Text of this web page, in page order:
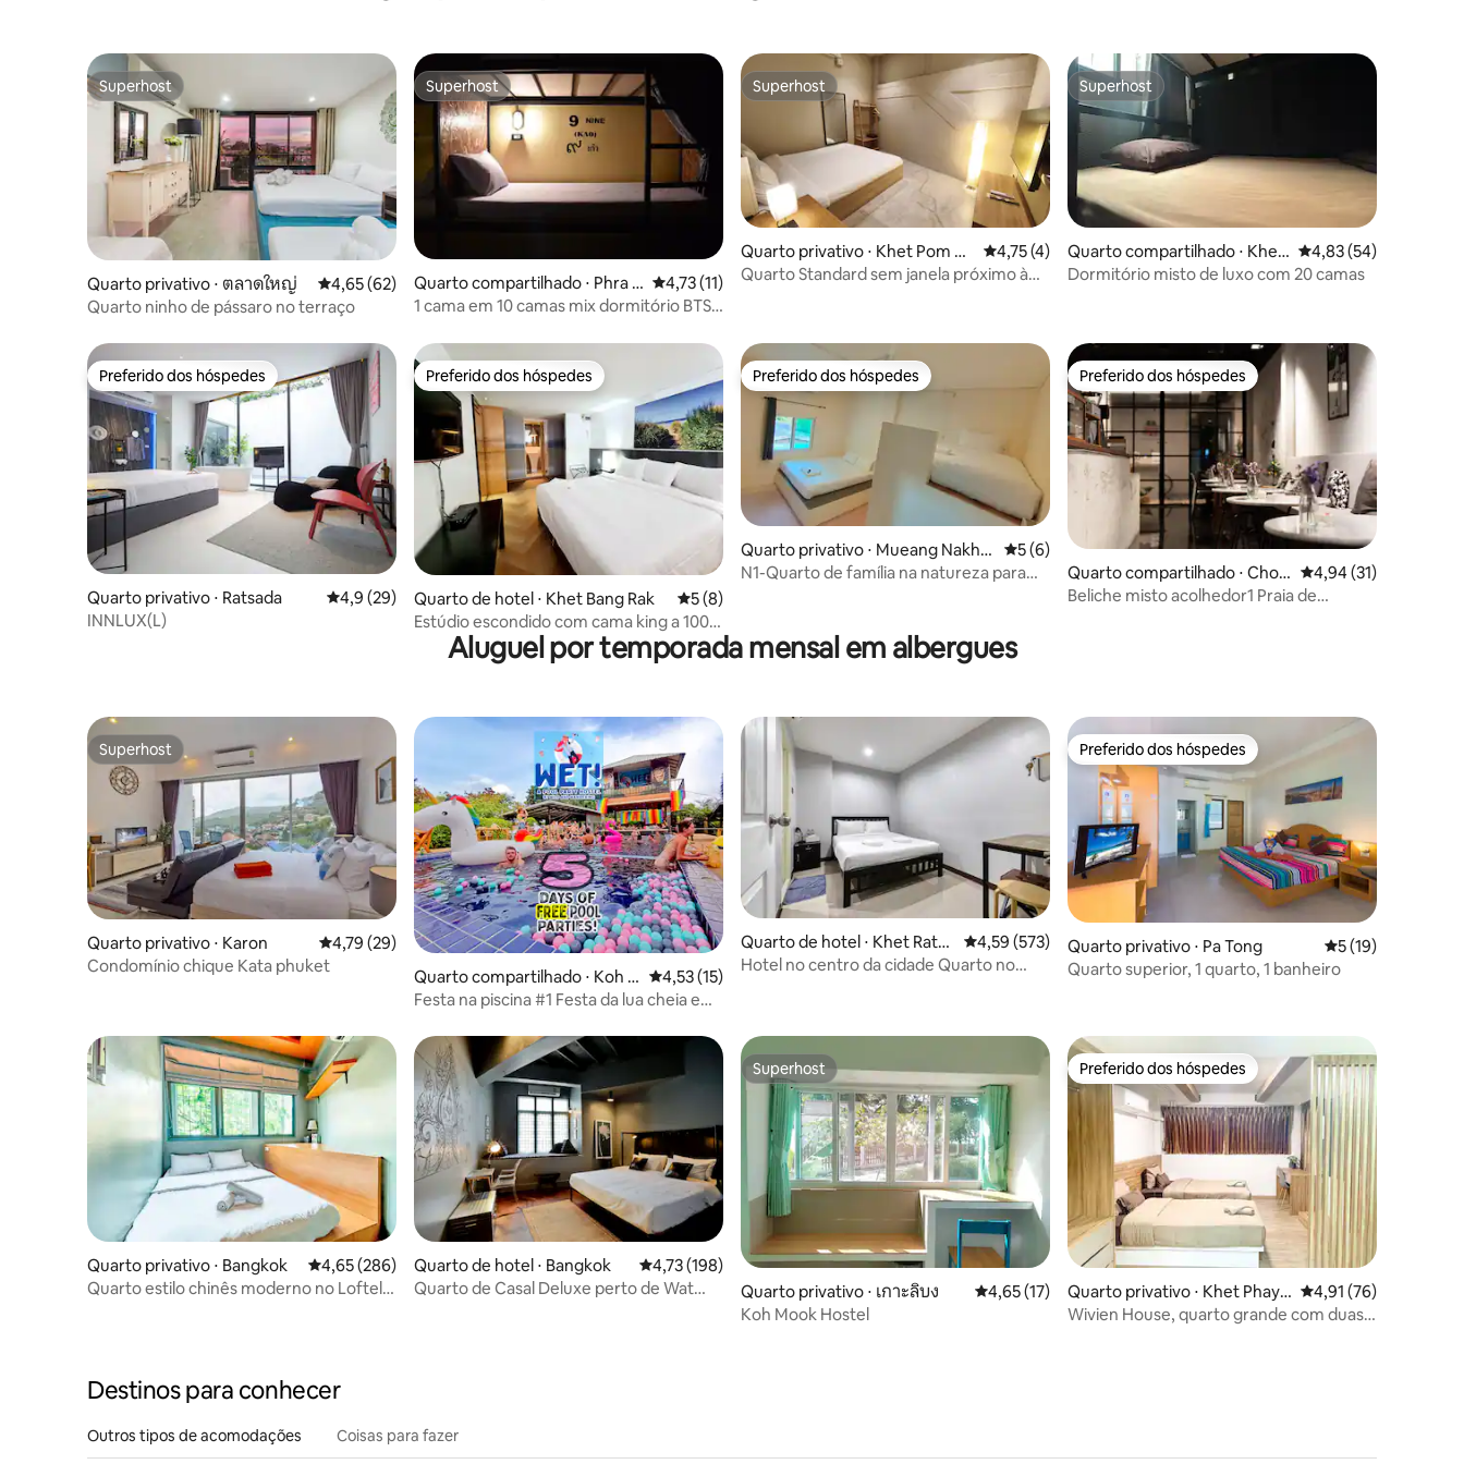
Superhost
Superhost
Quarto privativo ⋅ ตลาดใหญ่ 4,65 de uma avaliação média de 5, 62 avaliações
4,65 (62)
Quarto ninho de pássaro no terraço
Superhost
Superhost
Quarto compartilhado ⋅ Phra K
hanong
4,73 de uma avaliação média de 5, 11 avaliações
4,73 (11)
1 cama em 10 camas mix dormitório BTS
Superhost
Superhost
Quarto privativo ⋅ Khet Pom Pr
ap Sattru Phai
4,75 de uma avaliação média de 5, 4 avaliações
4,75 (4)
Quarto Standard sem janela próximo à
Superhost
Superhost
Quarto compartilhado ⋅ Khet
Phra Nakhon
4,83 de uma
4,83 (54)
Dormitório misto de luxo com 20 camas
Preferido dos hóspedes
Preferido dos hóspedes
Quarto privativo ⋅ Ratsada 4,9 de uma avaliação média de 5, 29 avaliações
4,9 (29)
INNLUX(L)
Preferido dos hóspedes
Preferido dos hóspedes
Quarto de hotel ⋅ Khet Bang Rak 5 de uma avaliação média de 5, 8 avaliações
5 (8)
Estúdio escondido com cama king a 100
metros do BTS Taksin
Preferido dos hóspedes
Preferido dos hóspedes
Quarto privativo ⋅ Mueang Nakho
n Si Thammarat
5 de uma avaliação média de 5, 6 avaliações
5 (6)
N1-Quarto de família na natureza para
Preferido dos hóspedes
Preferido dos hóspedes
Quarto compartilhado ⋅ Choe
ng Thale
4,94 de uma
4,94 (31)
Beliche misto acolhedor1 Praia de
Aluguel por temporada mensal em albergues
Superhost
Superhost
Quarto privativo ⋅ Karon 4,79 de uma avaliação média de 5, 29 avaliações
4,79 (29)
Condomínio chique Kata phuket
Quarto compartilhado ⋅ Koh P
hangan
4,53 de uma avaliação média de 5, 15 avaliações
4,53 (15)
Festa na piscina #1 Festa da lua cheia em
Quarto de hotel ⋅ Khet Ratc
hathewi
4,59 de uma avaliação média de 5, 573 avaliações
4,59 (573)
Hotel no centro da cidade Quarto no
Preferido dos hóspedes
Preferido dos hóspedes
Quarto privativo ⋅ Pa Tong 5 de uma
5 (19)
Quarto superior, 1 quarto, 1 banheiro
Quarto privativo ⋅ Bangkok 4,65 de uma avaliação média de 5, 286 avaliações
4,65 (286)
Quarto estilo chinês moderno no Loftel
Quarto de hotel ⋅ Bangkok 4,73 de uma avaliação média de 5, 198 avaliações
4,73 (198)
Quarto de Casal Deluxe perto de Wat
Superhost
Superhost
Quarto privativo ⋅ เกาะลิบง 4,65 de uma avaliação média de 5, 17 avaliações
4,65 (17)
Koh Mook Hostel
Preferido dos hóspedes
Preferido dos hóspedes
Quarto privativo ⋅ Khet Phaya
Thai
4,91 de uma
4,91 (76)
Wivien House, quarto grande com duas
Destinos para conhecer
Outros tipos de acomodações Coisas para fazer